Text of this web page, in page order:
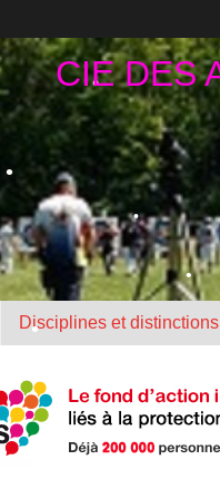
CIE DES
Disciplines et distinctions
•
•
•
•